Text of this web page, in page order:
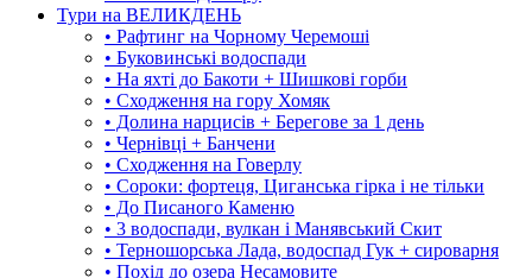
Тури на ВЕЛИКДЕНЬ
• Рафтинг на Чорному Черемоші
• Буковинські водоспади
• На яхті до Бакоти + Шишкові горби
• Сходження на гору Хомяк
• Долина нарцисів + Берегове за 1 день
• Чернівці + Банчени
• Сходження на Говерлу
• Сороки: фортеця, Циганська гірка і не тільки
• До Писаного Каменю
• 3 водоспади, вулкан і Манявський Скит
• Терношорська Лада, водоспад Гук + сироварня
• Похід до озера Несамовите